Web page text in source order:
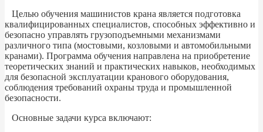
Целью обучения машинистов крана является подготовка
квалифицированных специалистов, способных эффективно и
безопасно управлять грузоподъемными механизмами
различного типа (мостовыми, козловыми и автомобильными
кранами). Программа обучения направлена на приобретение
теоретических знаний и практических навыков, необходимых
для безопасной эксплуатации кранового оборудования,
соблюдения требований охраны труда и промышленной
безопасности.
Основные задачи курса включают: